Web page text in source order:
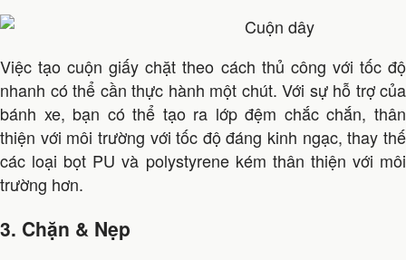
Việc tạo cuộn giấy chặt theo cách thủ công với tốc độ
nhanh có thể cần thực hành một chút. Với sự hỗ trợ của
bánh xe, bạn có thể tạo ra lớp đệm chắc chắn, thân
thiện với môi trường với tốc độ đáng kinh ngạc, thay thế
các loại bọt PU và polystyrene kém thân thiện với môi
trường hơn.
3. Chặn & Nẹp